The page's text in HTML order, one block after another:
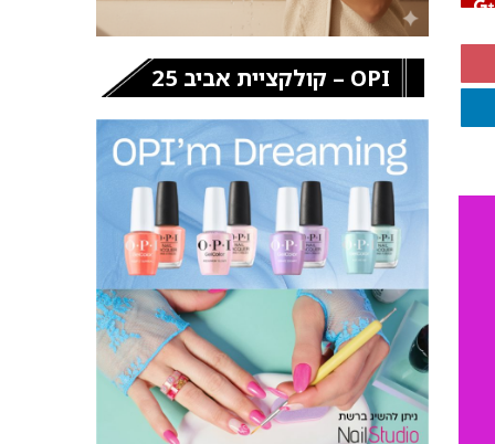
OPI – קולקציית אביב 25